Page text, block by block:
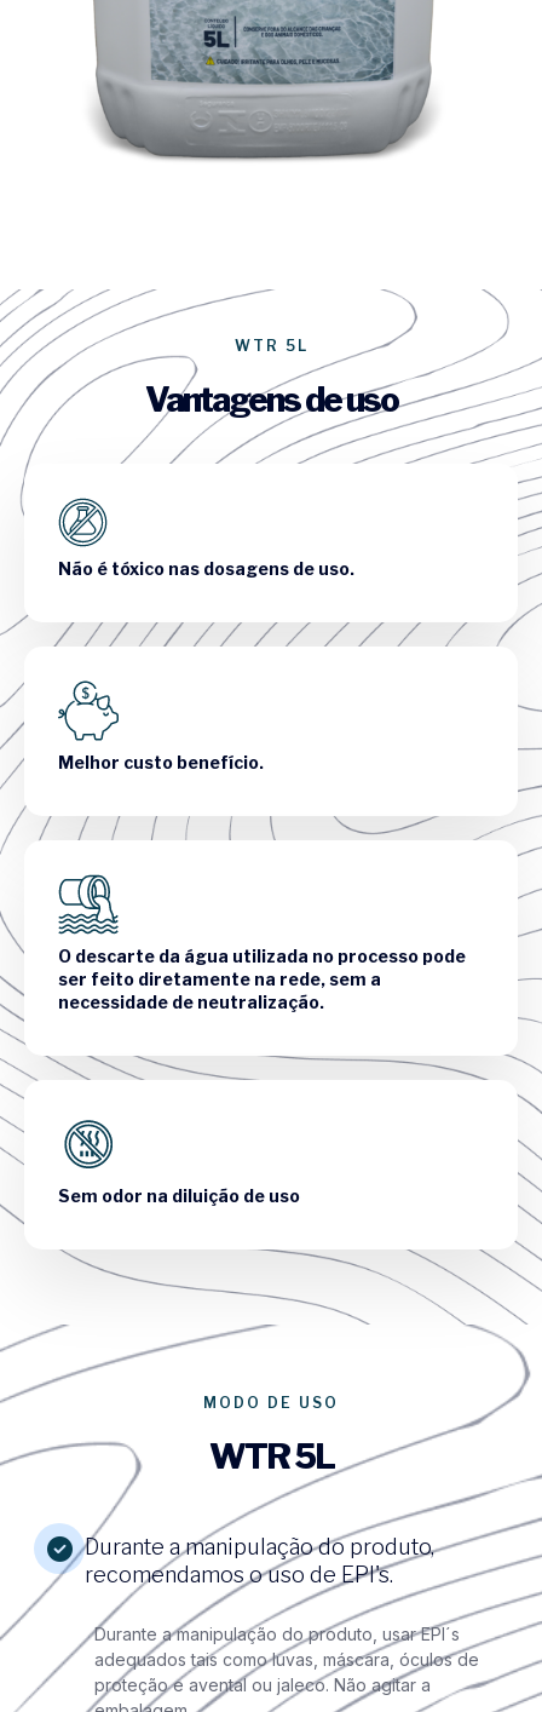
WTR 5L
Vantagens de uso
Não é tóxico nas dosagens de uso.
Melhor custo benefício.
O descarte da água utilizada no processo pode
ser feito diretamente na rede, sem a
necessidade de neutralização.
Sem odor na diluição de uso
MODO DE USO
WTR 5L
Durante a manipulação do produto,
recomendamos o uso de EPI's.
Durante a manipulação do produto, usar EPI´s
adequados tais como luvas, máscara, óculos de
proteção e avental ou jaleco. Não agitar a